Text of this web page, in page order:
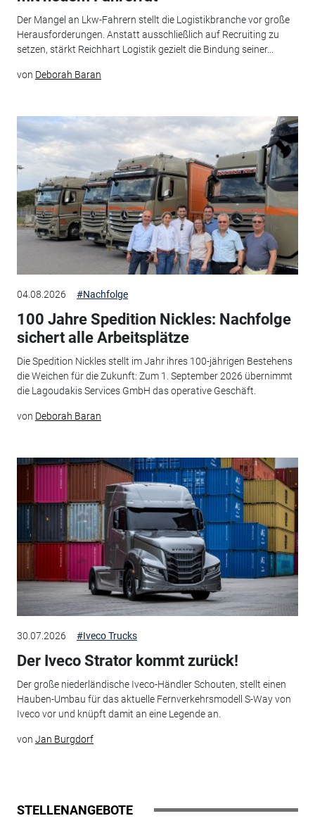
Der Mangel an Lkw-Fahrern stellt die Logistikbranche vor große
Herausforderungen. Anstatt ausschließlich auf Recruiting zu
setzen, stärkt Reichhart Logistik gezielt die Bindung seiner...
von Deborah Baran
04.08.2026 #Nachfolge
100 Jahre Spedition Nickles: Nachfolge
sichert alle Arbeitsplätze
Die Spedition Nickles stellt im Jahr ihres 100-jährigen Bestehens
die Weichen für die Zukunft: Zum 1. September 2026 übernimmt
die Lagoudakis Services GmbH das operative Geschäft.
von Deborah Baran
30.07.2026 #Iveco Trucks
Der Iveco Strator kommt zurück!
Der große niederländische Iveco-Händler Schouten, stellt einen
Hauben-Umbau für das aktuelle Fernverkehrsmodell S-Way von
Iveco vor und knüpft damit an eine Legende an.
von Jan Burgdorf
STELLENANGEBOTE